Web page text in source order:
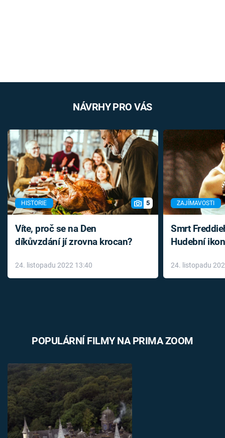
NÁVRHY PRO VÁS
HISTORIE 5
Víte, proč se na Den
díkůvzdání jí zrovna krocan?
24. listopadu 2022 13:40
ZAJÍMAVOSTI
Smrt
Hudební
léky
24. listopadu
POPULÁRNÍ FILMY NA PRIMA ZOOM